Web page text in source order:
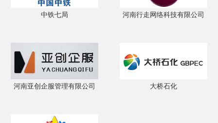
中铁七局 河南行走网络科技有限公司
河南亚创企服管理有限公司 大桥石化